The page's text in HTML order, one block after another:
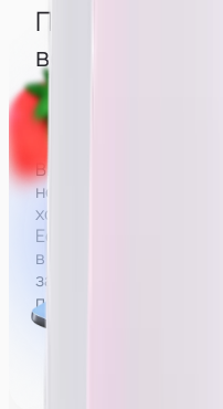
Понимать, что
вебкам —
Вебкам — сфера, где
за действия
Вы можете не
но зарабатывать без
хотя бы до нижнего
Если не раздеваться
в футболке и
заработную плату в
получать больше